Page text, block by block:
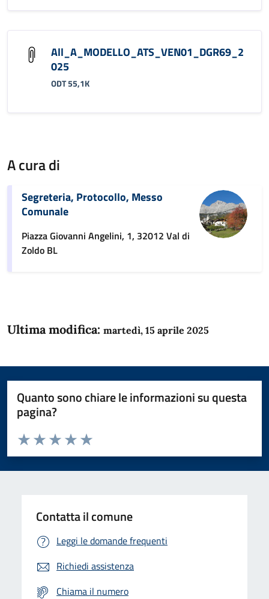
All_A_MODELLO_ATS_VEN01_DGR69_2
025
ODT 55,1K
A cura di
Segreteria, Protocollo, Messo
Comunale
Piazza Giovanni Angelini, 1, 32012 Val di
Zoldo BL
Ultima modifica: martedì, 15 aprile 2025
Quanto sono chiare le informazioni su questa
pagina?
Domanda
Valuta da 1 a 5 stelle la pagina
Valuta 5 stelle su 5
Valuta 4 stelle su 5
Valuta 3 stelle su 5
Valuta 2 stelle su 5
Valuta 1 stelle su 5
Contatta il comune
Leggi le domande frequenti
Richiedi assistenza
Chiama il numero